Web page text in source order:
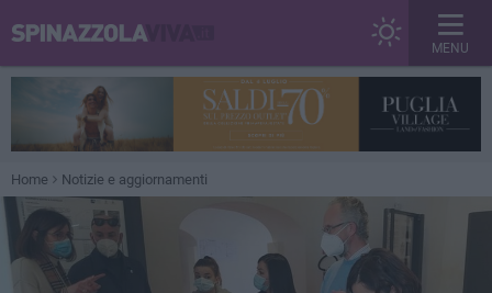
MENU
Home Notizie e aggiornamenti